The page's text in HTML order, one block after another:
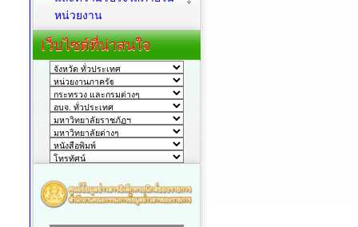
หน่วยงาน
เว็บไซต์ที่น่าสนใจ